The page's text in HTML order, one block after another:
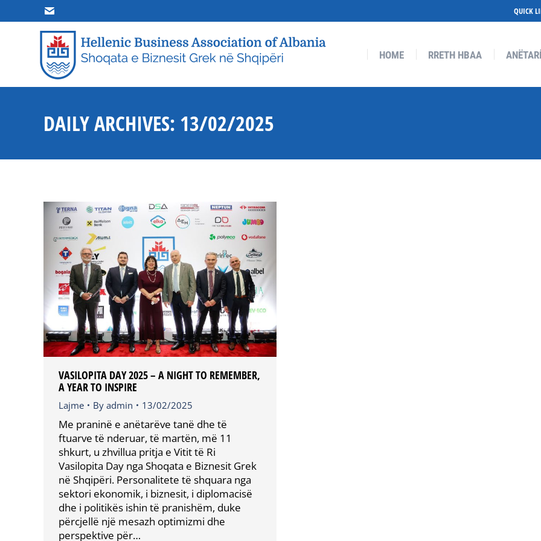
QUICK
HOME RRETH HBAA
DAILY ARCHIVES: 13/02/2025
VASILOPITA DAY 2025 – A NIGHT TO REMEMBER,
A YEAR TO INSPIRE
Lajme By admin 13/02/2025
Me praninë e anëtarëve tanë dhe të
ftuarve të nderuar, të martën, më 11
shkurt, u zhvillua pritja e Vitit të Ri
Vasilopita Day nga Shoqata e Biznesit Grek
në Shqipëri. Personalitete të shquara nga
sektori ekonomik, i biznesit, i diplomacisë
dhe i politikës ishin të pranishëm, duke
përcjellë një mesazh optimizmi dhe
perspektive për…
HOME RRETH HBAA ANËTARËSIMI ANËTARËT AKTIVITETE